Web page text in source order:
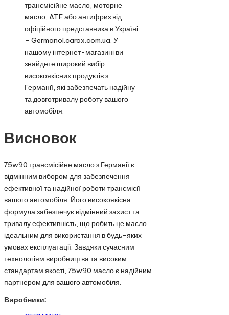
трансмісійне масло, моторне
масло, ATF або антифриз від
офіційного представника в Україні
– Germanol.carox.com.ua. У
нашому інтернет-магазині ви
знайдете широкий вибір
високоякісних продуктів з
Германії, які забезпечать надійну
та довготривалу роботу вашого
автомобіля.
Висновок
75w90 трансмісійне масло з Германії є
відмінним вибором для забезпечення
ефективної та надійної роботи трансмісії
вашого автомобіля. Його високоякісна
формула забезпечує відмінний захист та
тривалу ефективність, що робить це масло
ідеальним для використання в будь-яких
умовах експлуатації. Завдяки сучасним
технологіям виробництва та високим
стандартам якості, 75w90 масло є надійним
партнером для вашого автомобіля.
Виробники: